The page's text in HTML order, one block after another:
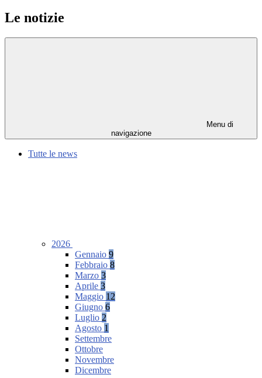
Le notizie
Menu di
navigazione
Tutte le news
2026
Gennaio 9
Febbraio 8
Marzo 3
Aprile 3
Maggio 12
Giugno 6
Luglio 2
Agosto 1
Settembre
Ottobre
Novembre
Dicembre